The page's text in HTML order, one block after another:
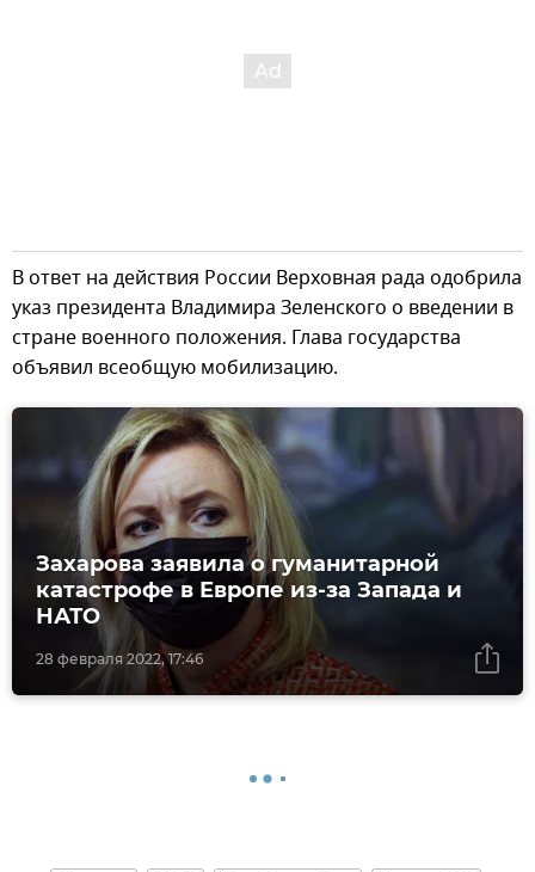
В ответ на действия России Верховная рада одобрила
указ президента Владимира Зеленского о введении в
стране военного положения. Глава государства
объявил всеобщую мобилизацию.
28 февраля 2022, 17:46
Захарова заявила о гуманитарной
катастрофе в Европе из-за Запада и
НАТО